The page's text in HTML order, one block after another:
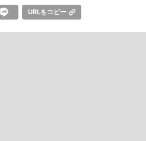
URLをコピー